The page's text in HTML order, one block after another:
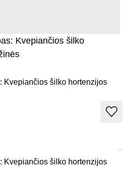
Kvepiančios šilko
Kvepiančios šilko hortenzijos
Kvepiančios šilko hortenzijos